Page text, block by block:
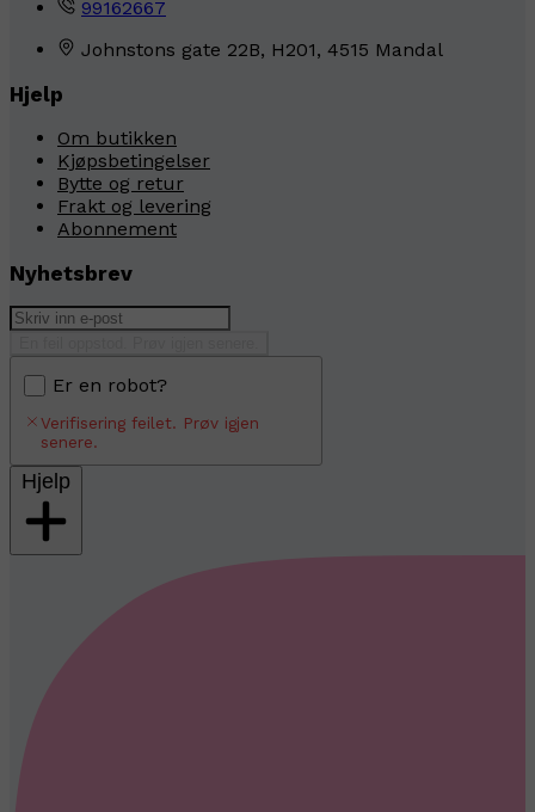
99162667
Johnstons gate 22B, H201, 4515 Mandal
Hjelp
Om butikken
Kjøpsbetingelser
Bytte og retur
Frakt og levering
Abonnement
Nyhetsbrev
Er en robot?
Verifisering feilet. Prøv igjen
senere.
Hjelp